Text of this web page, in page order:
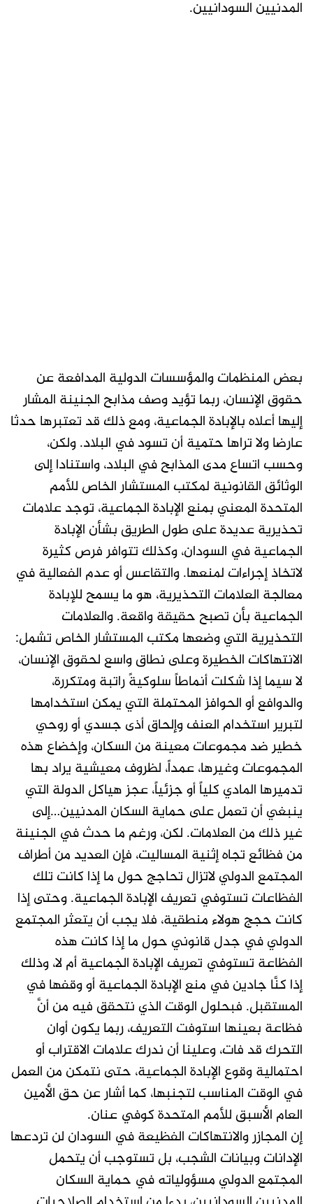
المدنيين السودانيين.
بعض المنظمات والمؤسسات الدولية المدافعة عن
حقوق الإنسان، ربما تؤيد وصف مذابح الجنينة المشار
إليها أعلاه بالإبادة الجماعية، ومع ذلك قد تعتبرها حدثا
عارضا ولا تراها حتمية أن تسود في البلاد. ولكن،
وحسب اتساع مدى المذابح في البلاد، واستنادا إلى
الوثائق القانونية لمكتب المستشار الخاص للأمم
المتحدة المعني بمنع الإبادة الجماعية، توجد علامات
تحذيرية عديدة على طول الطريق بشأن الإبادة
الجماعية في السودان، وكذلك تتوافر فرص كثيرة
لاتخاذ إجراءات لمنعها. والتقاعس أو عدم الفعالية في
معالجة العلامات التحذيرية، هو ما يسمح للإبادة
الجماعية بأن تصبح حقيقة واقعة. والعلامات
التحذيرية التي وضعها مكتب المستشار الخاص تشمل:
الانتهاكات الخطيرة وعلى نطاق واسع لحقوق الإنسان،
لا سيما إذا شكلت أنماطاً سلوكيةً راتبة ومتكررة،
والدوافع أو الحوافز المحتملة التي يمكن استخدامها
لتبرير استخدام العنف وإلحاق أذى جسدي أو روحي
خطير ضد مجموعات معينة من السكان، وإخضاع هذه
المجموعات وغيرها، عمداً، لظروف معيشية يراد بها
تدميرها المادي كلياً أو جزئياً، عجز هياكل الدولة التي
ينبغي أن تعمل على حماية السكان المدنيين…إلى
غير ذلك من العلامات. لكن، ورغم ما حدث في الجنينة
من فظائع تجاه إثنية المساليت، فإن العديد من أطراف
المجتمع الدولي لاتزال تحاجج حول ما إذا كانت تلك
الفظاعات تستوفي تعريف الإبادة الجماعية. وحتى إذا
كانت حجج هولاء منطقية، فلا يجب أن يتعثر المجتمع
الدولي في جدل قانوني حول ما إذا كانت هذه
الفظاعة تستوفي تعريف الإبادة الجماعية أم لا، وذلك
إذا كنَّا جادين في منع الإبادة الجماعية أو وقفها في
المستقبل. فبحلول الوقت الذي نتحقق فيه من أنَّ
فظاعة بعينها استوفت التعريف، ربما يكون أوان
التحرك قد فات، وعلينا أن ندرك علامات الاقتراب أو
احتمالية وقوع الإبادة الجماعية، حتى نتمكن من العمل
في الوقت المناسب لتجنبها، كما أشار عن حق الأمين
العام الأسبق للأمم المتحدة كوفي عنان.
إن المجازر والانتهاكات الفظيعة في السودان لن تردعها
الإدانات وبيانات الشجب، بل تستوجب أن يتحمل
المجتمع الدولي مسؤولياته في حماية السكان